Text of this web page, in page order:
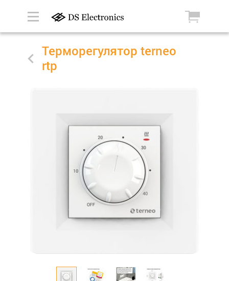
Терморегулятор terneo
rtp